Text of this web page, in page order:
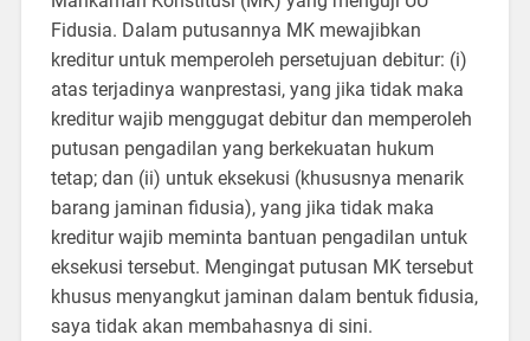
Fidusia. Dalam putusannya MK mewajibkan
kreditur untuk memperoleh persetujuan debitur: (i)
atas terjadinya wanprestasi, yang jika tidak maka
kreditur wajib menggugat debitur dan memperoleh
putusan pengadilan yang berkekuatan hukum
tetap; dan (ii) untuk eksekusi (khususnya menarik
barang jaminan fidusia), yang jika tidak maka
kreditur wajib meminta bantuan pengadilan untuk
eksekusi tersebut. Mengingat putusan MK tersebut
khusus menyangkut jaminan dalam bentuk fidusia,
saya tidak akan membahasnya di sini.